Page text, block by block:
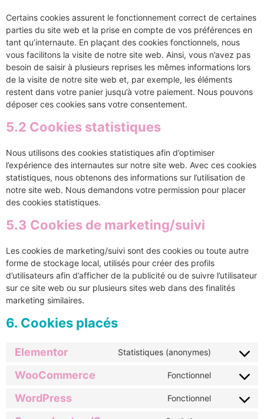
Certains cookies assurent le fonctionnement correct de certaines
parties du site web et la prise en compte de vos préférences en
tant qu’internaute. En plaçant des cookies fonctionnels, nous
vous facilitons la visite de notre site web. Ainsi, vous n’avez pas
besoin de saisir à plusieurs reprises les mêmes informations lors
de la visite de notre site web et, par exemple, les éléments
restent dans votre panier jusqu’à votre paiement. Nous pouvons
déposer ces cookies sans votre consentement.
5.2 Cookies statistiques
Nous utilisons des cookies statistiques afin d’optimiser
l’expérience des internautes sur notre site web. Avec ces cookies
statistiques, nous obtenons des informations sur l’utilisation de
notre site web. Nous demandons votre permission pour placer
des cookies statistiques.
5.3 Cookies de marketing/suivi
Les cookies de marketing/suivi sont des cookies ou toute autre
forme de stockage local, utilisés pour créer des profils
d’utilisateurs afin d’afficher de la publicité ou de suivre l’utilisateur
sur ce site web ou sur plusieurs sites web dans des finalités
marketing similaires.
6. Cookies placés
Elementor Statistiques (anonymes)
WooCommerce Fonctionnel
WordPress Fonctionnel